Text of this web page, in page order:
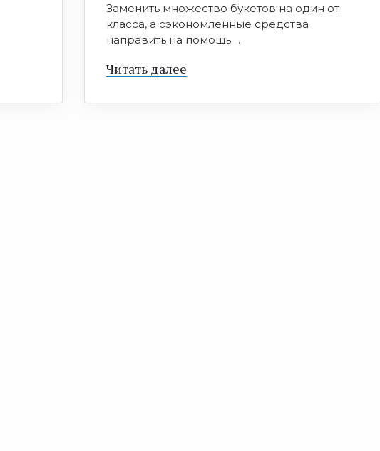
Заменить множество букетов на один от
класса, а сэкономленные средства
направить на помощь ...
Читать далее